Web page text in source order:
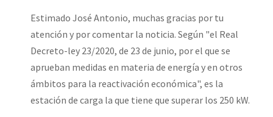
Estimado José Antonio, muchas gracias por tu
atención y por comentar la noticia. Según "el Real
Decreto-ley 23/2020, de 23 de junio, por el que se
aprueban medidas en materia de energía y en otros
ámbitos para la reactivación económica", es la
estación de carga la que tiene que superar los 250 kW.